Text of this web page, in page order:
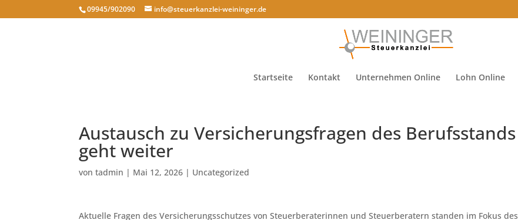
09945/902090 info@steuerkanzlei-weininger.de
Startseite Kontakt Unternehmen Online Lohn Online
Austausch zu Versicherungsfragen des Berufsstands
geht weiter
vontadmin | Mai 12, 2026 | Uncategorized
Aktuelle Fragen des Versicherungsschutzes von Steuerberaterinnen und Steuerberatern standen im Fokus des